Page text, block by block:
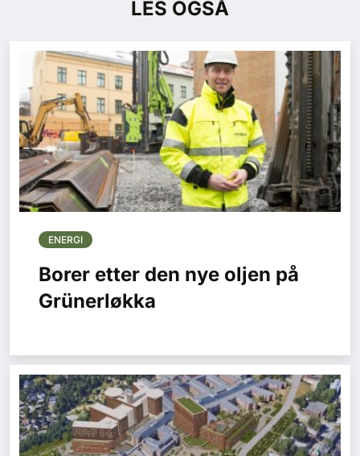
LES OGSÅ
ENERGI
Borer etter den nye oljen på
Grünerløkka